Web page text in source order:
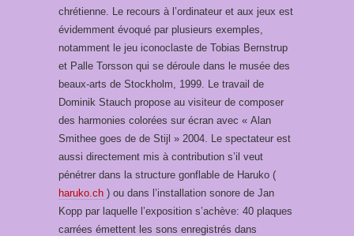
chrétienne. Le recours à l’ordinateur et aux jeux est
évidemment évoqué par plusieurs exemples,
notamment le jeu iconoclaste de Tobias Bernstrup
et Palle Torsson qui se déroule dans le musée des
beaux-arts de Stockholm, 1999. Le travail de
Dominik Stauch propose au visiteur de composer
des harmonies colorées sur écran avec « Alan
Smithee goes de de Stijl » 2004. Le spectateur est
aussi directement mis à contribution s’il veut
pénétrer dans la structure gonflable de Haruko (
haruko.ch ) ou dans l’installation sonore de Jan
Kopp par laquelle l’exposition s’achève: 40 plaques
carrées émettent les sons enregistrés dans